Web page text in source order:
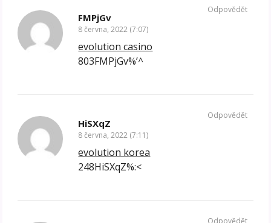
FMPjGv
8 června, 2022 (7:07)
evolution casino
803FMPjGv%’^
Odpovědět
HiSXqZ
8 června, 2022 (7:11)
evolution korea
248HiSXqZ%:<
Odpovědět
Odpovědět